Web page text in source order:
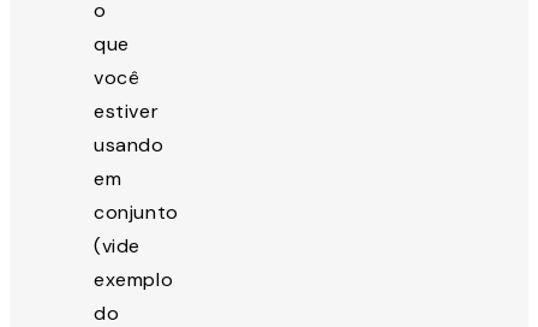
o
que
você
estiver
usando
em
conjunto
(vide
exemplo
do